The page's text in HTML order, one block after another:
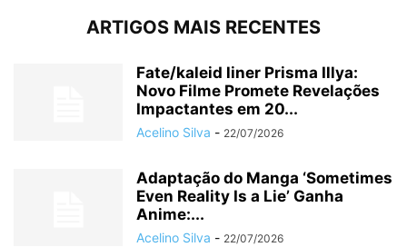
ARTIGOS MAIS RECENTES
Fate/kaleid liner Prisma Illya:
Novo Filme Promete Revelações
Impactantes em 20...
Acelino Silva - 22/07/2026
Adaptação do Manga ‘Sometimes
Even Reality Is a Lie’ Ganha
Anime:...
Acelino Silva - 22/07/2026